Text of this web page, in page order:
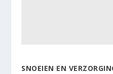
SNOEIEN EN